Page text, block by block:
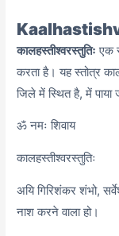
कालहस्तीश्वरस्तुतिः एक
करता है। यह स्तोत्र
जिले में स्थित है, में पाया
ॐ नमः शिवाय
कालहस्तीश्वरस्तुतिः
अयि गिरिशंकर शंभो,
नाश करने वाला हो।